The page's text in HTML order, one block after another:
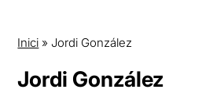
Inici » Jordi González
Jordi González